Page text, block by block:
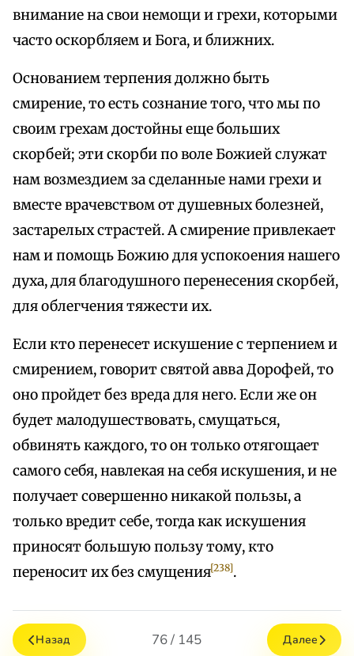
внимание на свои немощи и грехи, которыми
часто оскорбляем и Бога, и ближних.
Основанием терпения должно быть
смирение, то есть сознание того, что мы по
своим грехам достойны еще больших
скорбей; эти скорби по воле Божией служат
нам возмездием за сделанные нами грехи и
вместе врачевством от душевных болезней,
застарелых страстей. А смирение привлекает
нам и помощь Божию для успокоения нашего
духа, для благодушного перенесения скорбей,
для облегчения тяжести их.
Если кто перенесет искушение с терпением и
смирением, говорит святой авва Дорофей, то
оно пройдет без вреда для него. Если же он
будет малодушествовать, смущаться,
обвинять каждого, то он только отягощает
самого себя, навлекая на себя искушения, и не
получает совершенно никакой пользы, а
только вредит себе, тогда как искушения
приносят большую пользу тому, кто
переносит их без смущения[238].
Назад 76 / 145 Далее